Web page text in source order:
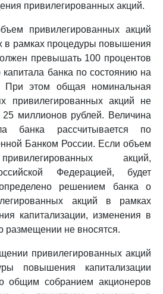
привилегированных акций.
привилегированных акций
в рамках процедуры повышения
превышать 100 процентов
банка по состоянию на
этом общая номинальная
привилегированных акций не
миллионов рублей. Величина
банка рассчитывается по
Банком России. Если объем
акций,
Федерацией, будет
решением банка о
акций в рамках
капитализации, изменения в
размещении не вносятся.
привилегированных акций
повышения капитализации
общим собранием акционеров